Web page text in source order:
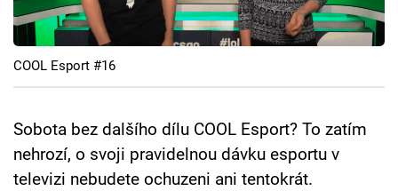
Cool Esport
Pořady
TV Program
Sledujte prima+
COOL Esport #16
Sobota bez dalšího dílu COOL Esport? To zatím
nehrozí, o svoji pravidelnou dávku esportu v
televizi nebudete ochuzeni ani tentokrát.